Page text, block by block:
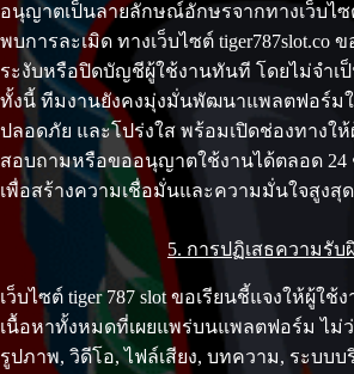
อนุญาตเป็นลายลักษณ์อักษรจากทางเว็บไซ
พบการละเมิด ทางเว็บไซต์ tiger787slot.co
ระงับหรือปิดบัญชีผู้ใช้งานทันที โดยไม่จำเ
ทั้งนี้ ทีมงานยังคงมุ่งมั่นพัฒนาแพลตฟอร์ม
ปลอดภัย และโปร่งใส พร้อมเปิดช่องทางใ
สอบถามหรือขออนุญาตใช้งานได้ตลอด 24
เพื่อสร้างความเชื่อมั่นและความมั่นใจสูงสุ
5. การปฏิเสธความรับ
เว็บไซต์ tiger 787 slot ขอเรียนชี้แจงให้ผู้ใ
เนื้อหาทั้งหมดที่เผยแพร่บนแพลตฟอร์ม ไม่
รูปภาพ, วิดีโอ, ไฟล์เสียง, บทความ, ระบบ